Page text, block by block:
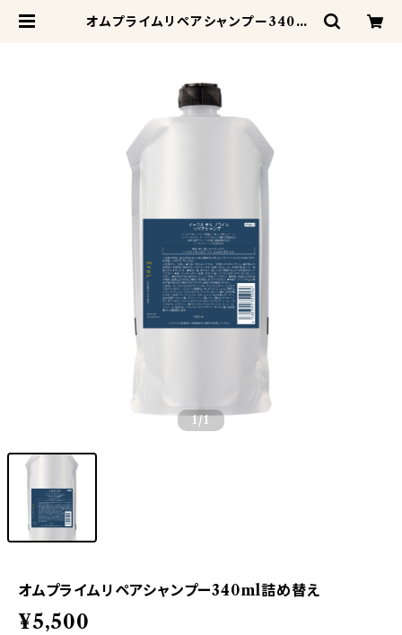
オムプライムリペアシャンプー340ml
1/1
オムプライムリペアシャンプー340ml詰め替え
¥5,500